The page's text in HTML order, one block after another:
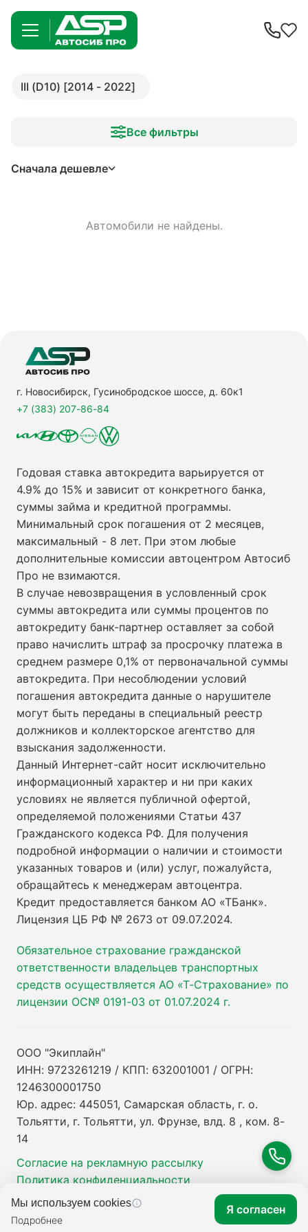
III (D10) [2014 - 2022]
Все фильтры
Сначала дешевле
Автомобили не найдены.
г. Новосибирск, Гусинобродское шоссе, д. 60к1
+7 (383) 207-86-84
Годовая ставка автокредита варьируется от
4.9% до 15% и зависит от конкретного банка,
суммы займа и кредитной программы.
Минимальный срок погашения от 2 месяцев,
максимальный - 8 лет. При этом любые
дополнительные комиссии автоцентром Автосиб
Про не взимаются.
В случае невозвращения в условленный срок
суммы автокредита или суммы процентов по
автокредиту банк-партнер оставляет за собой
право начислить штраф за просрочку платежа в
среднем размере 0,1% от первоначальной суммы
автокредита. При несоблюдении условий
погашения автокредита данные о нарушителе
могут быть переданы в специальный реестр
должников и коллекторское агентство для
взыскания задолженности.
Данный Интернет-сайт носит исключительно
информационный характер и ни при каких
условиях не является публичной офертой,
определяемой положениями Статьи 437
Гражданского кодекса РФ. Для получения
подробной информации о наличии и стоимости
указанных товаров и (или) услуг, пожалуйста,
обращайтесь к менеджерам автоцентра.
Кредит предоставляется банком АО «ТБанк».
Лицензия ЦБ РФ № 2673 от 09.07.2024.
Обязательное страхование гражданской
ответственности владельцев транспортных
средств осуществляется АО «Т-Страхование» по
лицензии ОС№ 0191-03 от 01.07.2024 г.
ООО "Экиплайн"
ИНН: 9723261219 / КПП: 632001001 / ОГРН:
1246300001750
Юр. адрес: 445051, Самарская область, г. о.
Тольятти, г. Тольятти, ул. Фрунзе, влд. 8 , ком. 8-
14
Согласие на рекламную рассылку
Политика конфиденциальности
Мы используем cookies
Подробнее
Я согласен